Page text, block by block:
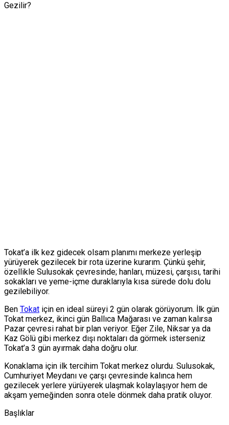
Tokat’a ilk kez gidecek olsam planımı merkeze yerleşip
yürüyerek gezilecek bir rota üzerine kurarım. Çünkü şehir,
özellikle Sulusokak çevresinde; hanları, müzesi, çarşısı, tarihi
sokakları ve yeme-içme duraklarıyla kısa sürede dolu dolu
gezilebiliyor.
Ben Tokat için en ideal süreyi 2 gün olarak görüyorum. İlk gün
Tokat merkez, ikinci gün Ballıca Mağarası ve zaman kalırsa
Pazar çevresi rahat bir plan veriyor. Eğer Zile, Niksar ya da
Kaz Gölü gibi merkez dışı noktaları da görmek isterseniz
Tokat’a 3 gün ayırmak daha doğru olur.
Konaklama için ilk tercihim Tokat merkez olurdu. Sulusokak,
Cumhuriyet Meydanı ve çarşı çevresinde kalınca hem
gezilecek yerlere yürüyerek ulaşmak kolaylaşıyor hem de
akşam yemeğinden sonra otele dönmek daha pratik oluyor.
Başlıklar